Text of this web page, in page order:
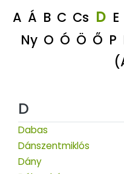
A Á B C Cs D E
Ny O Ó Ö Ő P
D
Dabas
Dánszentmiklós
Dány